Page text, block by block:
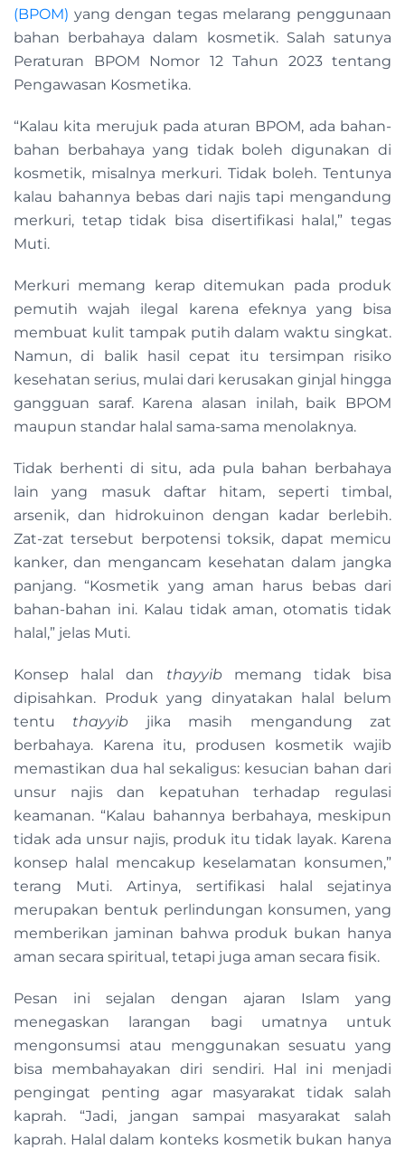
(BPOM) yang dengan tegas melarang penggunaan
bahan berbahaya dalam kosmetik. Salah satunya
Peraturan BPOM Nomor 12 Tahun 2023 tentang
Pengawasan Kosmetika.
“Kalau kita merujuk pada aturan BPOM, ada bahan-
bahan berbahaya yang tidak boleh digunakan di
kosmetik, misalnya merkuri. Tidak boleh. Tentunya
kalau bahannya bebas dari najis tapi mengandung
merkuri, tetap tidak bisa disertifikasi halal,” tegas
Muti.
Merkuri memang kerap ditemukan pada produk
pemutih wajah ilegal karena efeknya yang bisa
membuat kulit tampak putih dalam waktu singkat.
Namun, di balik hasil cepat itu tersimpan risiko
kesehatan serius, mulai dari kerusakan ginjal hingga
gangguan saraf. Karena alasan inilah, baik BPOM
maupun standar halal sama-sama menolaknya.
Tidak berhenti di situ, ada pula bahan berbahaya
lain yang masuk daftar hitam, seperti timbal,
arsenik, dan hidrokuinon dengan kadar berlebih.
Zat-zat tersebut berpotensi toksik, dapat memicu
kanker, dan mengancam kesehatan dalam jangka
panjang. “Kosmetik yang aman harus bebas dari
bahan-bahan ini. Kalau tidak aman, otomatis tidak
halal,” jelas Muti.
Konsep halal dan thayyibmemang tidak bisa
dipisahkan. Produk yang dinyatakan halal belum
tentu thayyib jika masih mengandung zat
berbahaya. Karena itu, produsen kosmetik wajib
memastikan dua hal sekaligus: kesucian bahan dari
unsur najis dan kepatuhan terhadap regulasi
keamanan. “Kalau bahannya berbahaya, meskipun
tidak ada unsur najis, produk itu tidak layak. Karena
konsep halal mencakup keselamatan konsumen,”
terang Muti. Artinya, sertifikasi halal sejatinya
merupakan bentuk perlindungan konsumen, yang
memberikan jaminan bahwa produk bukan hanya
aman secara spiritual, tetapi juga aman secara fisik.
Pesan ini sejalan dengan ajaran Islam yang
menegaskan larangan bagi umatnya untuk
mengonsumsi atau menggunakan sesuatu yang
bisa membahayakan diri sendiri. Hal ini menjadi
pengingat penting agar masyarakat tidak salah
kaprah. “Jadi, jangan sampai masyarakat salah
kaprah. Halal dalam konteks kosmetik bukan hanya